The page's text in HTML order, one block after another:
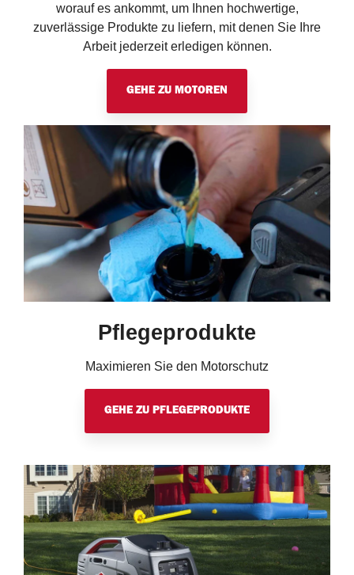
worauf es ankommt, um Ihnen hochwertige,
zuverlässige Produkte zu liefern, mit denen Sie Ihre
Arbeit jederzeit erledigen können.
GEHE ZU MOTOREN
Pflegeprodukte
Maximieren Sie den Motorschutz
GEHE ZU PFLEGEPRODUKTE